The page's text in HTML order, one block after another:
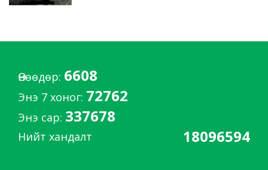
Өнөөдөр: 6608
Энэ 7 хоног: 72762
Энэ сар: 337678
Нийт хандалт 18096594